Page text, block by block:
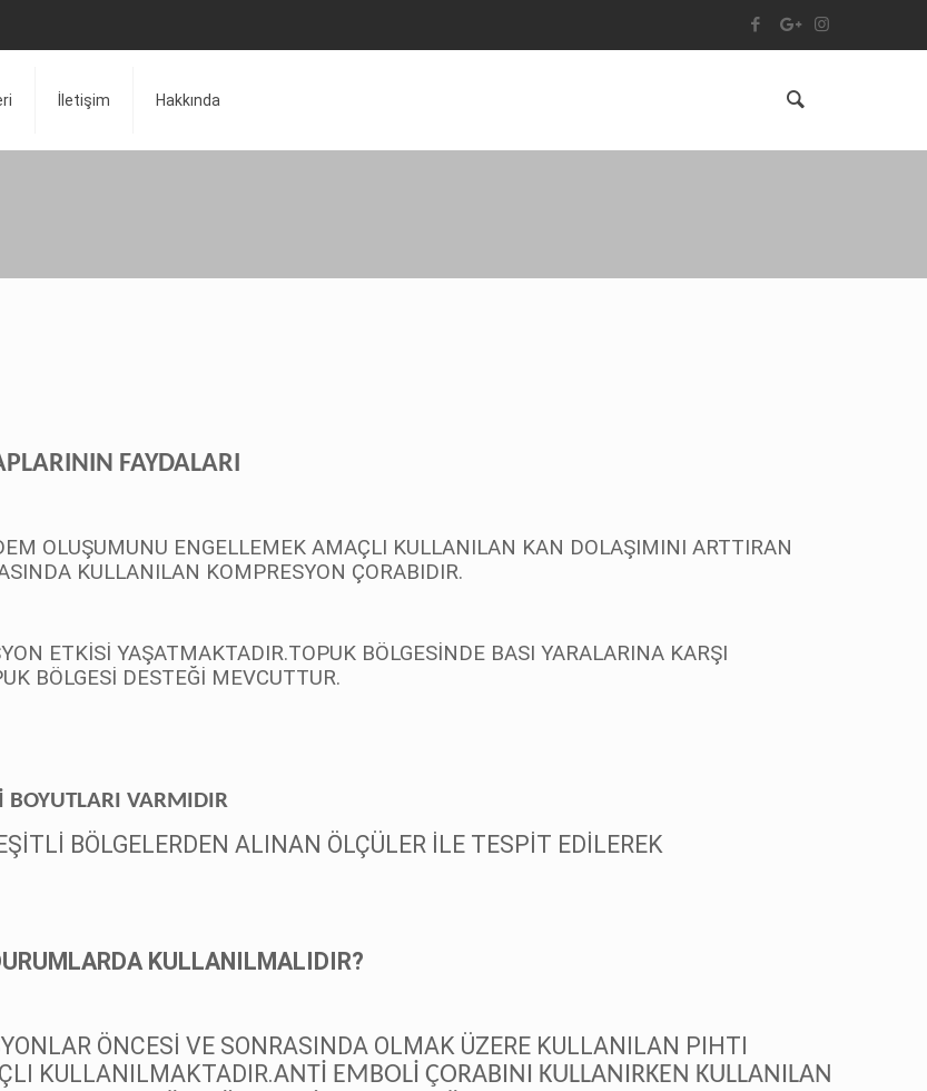
İletişim Hakkında
FAYDALARI
OLUŞUMUNU ENGELLEMEK AMAÇLI KULLANILAN KAN DOLAŞIMINI ARTTIRAN
KULLANILAN KOMPRESYON ÇORABIDIR.
ETKİSİ YAŞATMAKTADIR.TOPUK BÖLGESİNDE BASI YARALARINA KARŞI
BÖLGESİ DESTEĞİ MEVCUTTUR.
VARMIDIR
BÖLGELERDEN ALINAN ÖLÇÜLER İLE TESPİT EDİLEREK
KULLANILMALIDIR?
ÖNCESİ VE SONRASINDA OLMAK ÜZERE KULLANILAN PIHTI
KULLANILMAKTADIR.ANTİ EMBOLİ ÇORABINI KULLANIRKEN KULLANILAN